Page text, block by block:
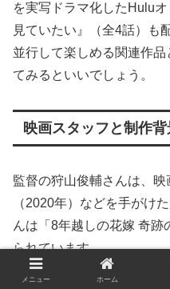
を実写ドラマ化したHulu
見ていたい』（全4話）も
並行して楽しめる関連作
てみるといいでしょう。
映画スタッフと制作背
監督の狩山俊輔さんは、映
（2020年）などを手がけ
んは「8年越しの花嫁 奇跡
られています。
メニュー ホーム